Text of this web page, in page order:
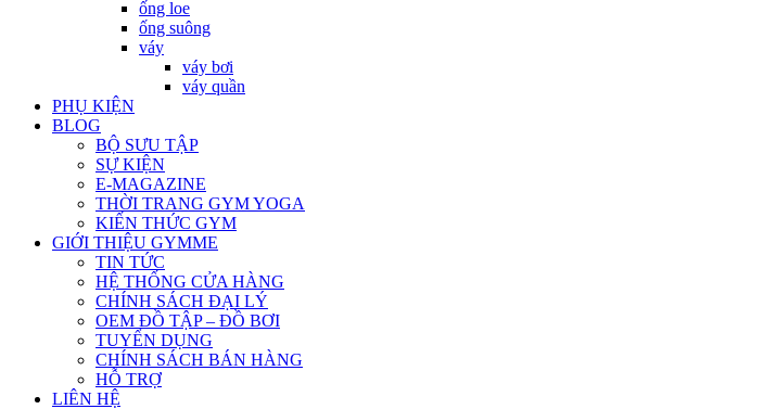
ống loe
ống suông
váy
váy bơi
váy quần
PHỤ KIỆN
BLOG
BỘ SƯU TẬP
SỰ KIỆN
E-MAGAZINE
THỜI TRANG GYM YOGA
KIẾN THỨC GYM
GIỚI THIỆU GYMME
TIN TỨC
HỆ THỐNG CỬA HÀNG
CHÍNH SÁCH ĐẠI LÝ
OEM ĐỒ TẬP – ĐỒ BƠI
TUYỂN DỤNG
CHÍNH SÁCH BÁN HÀNG
HỖ TRỢ
LIÊN HỆ